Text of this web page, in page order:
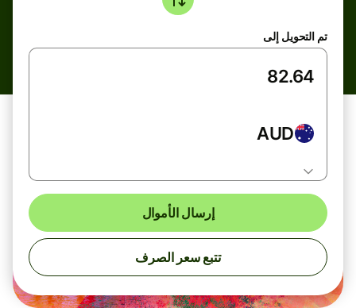
تم التحويل إلى
AUD
إرسال الأموال
تتبع سعر الصرف